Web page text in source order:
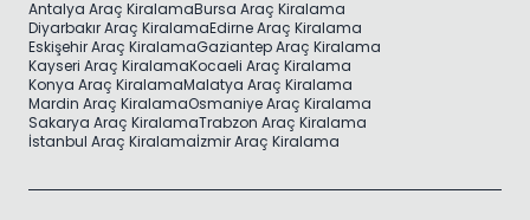
Antalya Araç KiralamaBursa Araç Kiralama
Diyarbakır Araç KiralamaEdirne Araç Kiralama
Eskişehir Araç KiralamaGaziantep Araç Kiralama
Kayseri Araç KiralamaKocaeli Araç Kiralama
Konya Araç KiralamaMalatya Araç Kiralama
Mardin Araç KiralamaOsmaniye Araç Kiralama
Sakarya Araç KiralamaTrabzon Araç Kiralama
İstanbul Araç Kiralamaİzmir Araç Kiralama